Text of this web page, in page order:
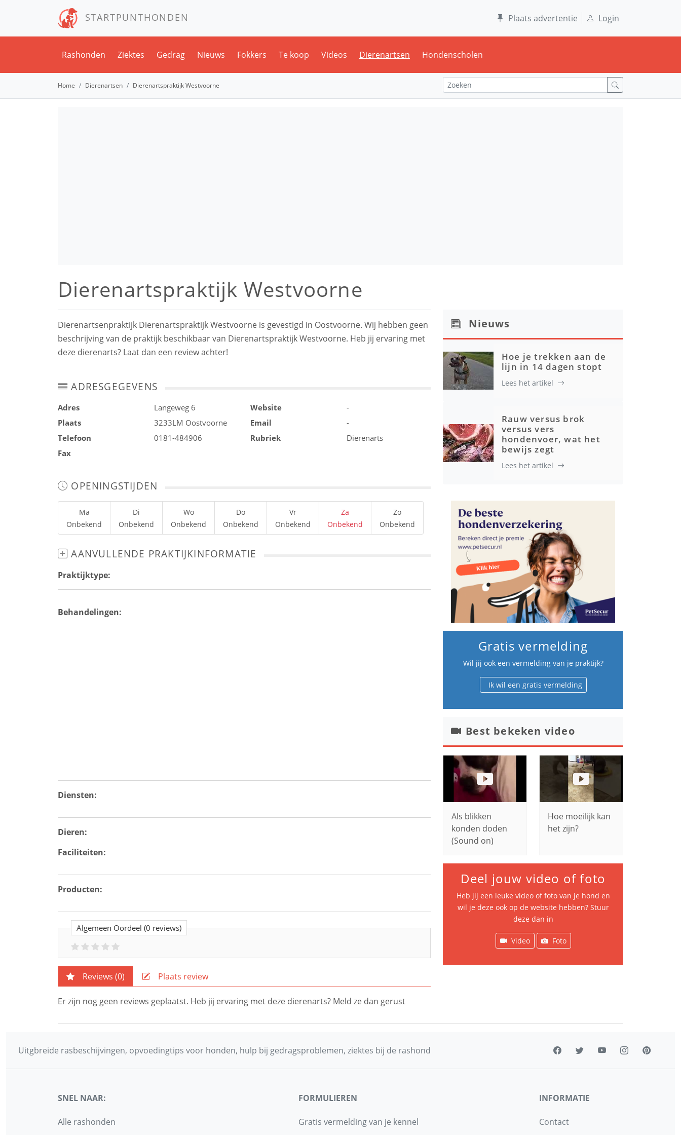
STARTPUNTHONDEN Plaats advertentie Login
Rashonden Ziektes Gedrag Nieuws Fokkers Te koop Videos Dierenartsen Hondenscholen
Home Dierenartsen Dierenartspraktijk Westvoorne
Dierenartspraktijk Westvoorne
Dierenartsenpraktijk Dierenartspraktijk Westvoorne is gevestigd in Oostvoorne. Wij hebben geen
beschrijving van de praktijk beschikbaar van Dierenartspraktijk Westvoorne. Heb jij ervaring met
deze dierenarts? Laat dan een review achter!
ADRESGEGEVENS
Adres
Langeweg 6
Plaats
3233LM Oostvoorne
Telefoon
0181-484906
Fax
Website
-
Email
-
Rubriek
Dierenarts
OPENINGSTIJDEN
Ma
Onbekend
Di
Onbekend
Wo
Onbekend
Do
Onbekend
Vr
Onbekend
Za
Onbekend
Zo
Onbekend
AANVULLENDE PRAKTIJKINFORMATIE
Praktijktype:
Behandelingen:
Diensten:
Dieren:
Faciliteiten:
Producten:
Algemeen Oordeel (0 reviews)
Reviews (0) Plaats review
Er zijn nog geen reviews geplaatst. Heb jij ervaring met deze dierenarts? Meld ze dan gerust
Nieuws
Hoe je trekken aan de
lijn in 14 dagen stopt
Lees het artikel
Rauw versus brok
versus vers
hondenvoer, wat het
bewijs zegt
Lees het artikel
Gratis vermelding
Wil jij ook een vermelding van je praktijk?
Ik wil een gratis vermelding
Best bekeken video
Als blikken
konden doden
(Sound on)
Hoe moeilijk kan
het zijn?
Deel jouw video of foto
Heb jij een leuke video of foto van je hond en
wil je deze ook op de website hebben? Stuur
deze dan in
Video Foto
Uitgbreide rasbeschijvingen, opvoedingtips voor honden, hulp bij gedragsproblemen, ziektes bij de rashond
SNEL NAAR:
Alle rashonden
FORMULIEREN
Gratis vermelding van je kennel
INFORMATIE
Contact